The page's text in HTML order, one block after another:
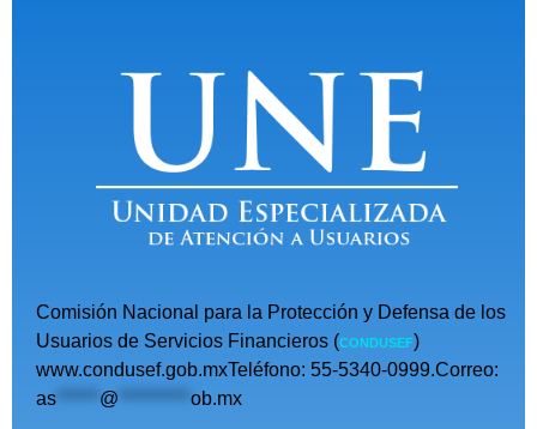
Comisión Nacional para la Protección y Defensa de los
Usuarios de Servicios Financieros (CONDUSEF)
www.condusef.gob.mxTeléfono: 55-5340-0999.Correo:
as ****** @ ********** ob.mx